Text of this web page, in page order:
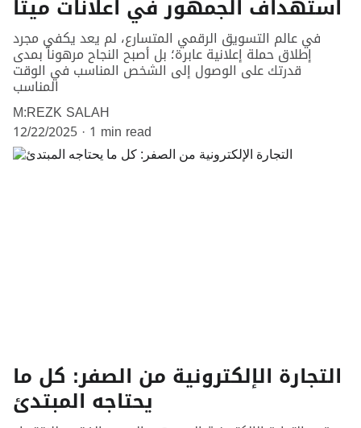
استهداف الجمهور في اعلانات ميتا
في عالم التسويق الرقمي المتسارع، لم يعد يكفي مجرد
إطلاق حملة إعلانية عابرة؛ بل أصبح النجاح مرهوناً بمدى
قدرتك على الوصول إلى الشخص المناسب في الوقت
المناسب
M:REZK SALAH
12/22/2025 1 min read
التجارة الإلكترونية من الصفر: كل ما
يحتاجه المبتدئ